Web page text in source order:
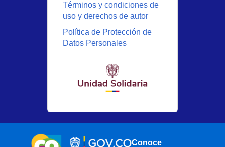
Términos y condiciones de
uso y derechos de autor
Política de Protección de
Datos Personales
Conoce